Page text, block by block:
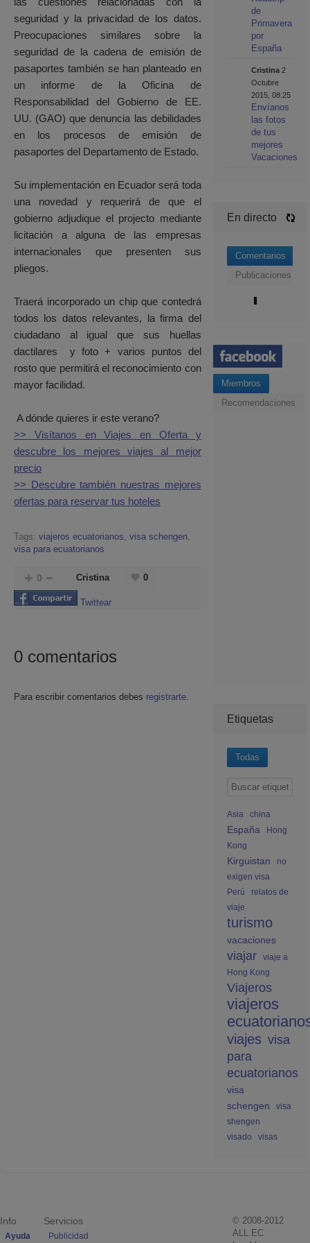
seguridad y la privacidad de los datos.
Preocupaciones similares sobre la
seguridad de la cadena de emisión de
pasaportes también se han planteado en
un informe de la Oficina de
Responsabilidad del Gobierno de EE.
UU. (GAO) que denuncia las debilidades
en los procesos de emisión de
pasaportes del Departamento de Estado.
Su implementación en Ecuador será toda
una novedad y requerirá de que el
gobierno adjudique el projecto mediante
licitación a alguna de las empresas
internacionales que presenten sus
pliegos.
Traerá incorporado un chip que contedrá
todos los datos relevantes, la firma del
ciudadano al igual que sus huellas
dactilares y foto + varios puntos del
rosto que permitirá el reconocimiento con
mayor facilidad.
A dónde quieres ir este verano?
>> Visítanos en Viajes en Oferta y
descubre los mejores viajes al mejor
precio
>> Descubre también nuestras mejores
ofertas para reservar tus hoteles
Tags: viajeros ecuatorianos visa schengen
visa para ecuatorianos
0 Cristina 0
Twittear
0 comentarios
Para escribir comentarios debes registrarte
de
Primavera
por
España
Cristina 2
Octubre
2015, 08:25
Envíanos
las fotos
de tus
mejores
Vacaciones
En directo
Comentarios
Publicaciones
Miembros
Recomendaciones
Etiquetas
Todas
Asia china
España
Hong
Kong
Kirguistan
no
exigen visa
Perú
relatos de
viaje
turismo
vacaciones
viajar
viaje a
Hong Kong
Viajeros
viajeros
viajes visa
para
ecuatorianos
visa
schengen
visa
shengen
visado
visas
Info
Ayuda
Servicios
Publicidad
© 2008-2012
ALL.EC